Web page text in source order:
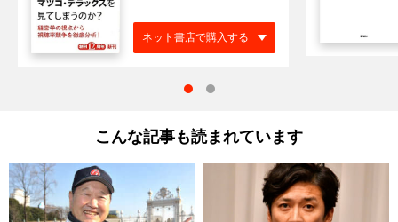
ネット書店で購入する
こんな記事も読まれています